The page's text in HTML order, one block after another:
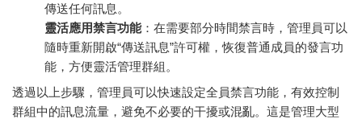
傳送任何訊息。
靈活應用禁言功能：在需要部分時間禁言時，管理員可以
隨時重新開啟“傳送訊息”許可權，恢復普通成員的發言功
能，方便靈活管理群組。
透過以上步驟，管理員可以快速設定全員禁言功能，有效控制
群組中的訊息流量，避免不必要的干擾或混亂。這是管理大型